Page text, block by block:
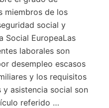
miembros de los
social y
Social EuropeaLas
laborales son
desempleo escasos
y los requisitos
asistencia social son
referido …